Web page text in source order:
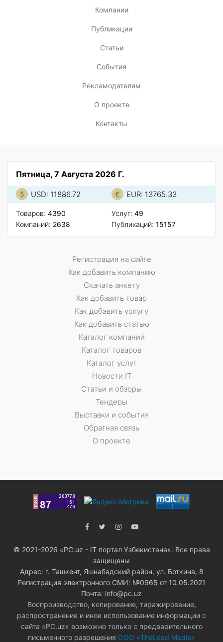
Компании
Публикации
Статьи
События
Рекламодателям
О проекте
Контакты
Пятница, 7 Августа 2026 Г.
USD: 11886.72 EUR: 13765.33
Товаров: 4390
Компаний: 2638
Услуг: 49
Публикаций: 15157
Регистрация на сайте
Как добавить компанию
Скачать анкету
Как добавить товар
Как добавить услугу
Как добавить статью
Каталог компаний
Каталог товаров
Каталог услуг
Новости IT
Статьи и обзоры
Тендеры
Выставки и события
Обратная связь
О проекте
© 2021-2026 «PC.uz - IT портал Узбекистана». Все права
защищены
Адрес: г. Ташкент, Яшнабадский район, ул. Боткина, 8
Регистрация электронного СМИ: №0965 от 10.05.2021
Почта: info@pc.uz
Воспроизводство, копирование, тиражирование,
распространение и иное использование информации с
сайта «PC.uz» возможно только с предварительного
письменного разрешения ООО «TheLead Media»